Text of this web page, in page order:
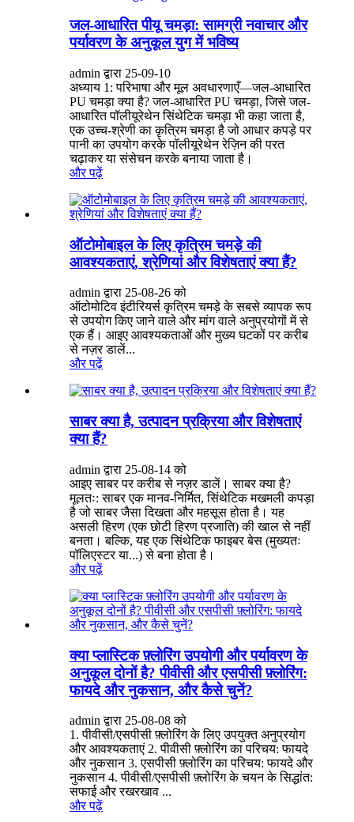
जल-आधारित पीयू चमड़ा: सामग्री नवाचार और
पर्यावरण के अनुकूल युग में भविष्य
admin द्वारा 25-09-10
अध्याय 1: परिभाषा और मूल अवधारणाएँ—जल-आधारित
PU चमड़ा क्या है? जल-आधारित PU चमड़ा, जिसे जल-
आधारित पॉलीयूरेथेन सिंथेटिक चमड़ा भी कहा जाता है,
एक उच्च-श्रेणी का कृत्रिम चमड़ा है जो आधार कपड़े पर
पानी का उपयोग करके पॉलीयूरेथेन रेज़िन की परत
चढ़ाकर या संसेचन करके बनाया जाता है।
और पढ़ें
ऑटोमोबाइल के लिए कृत्रिम चमड़े की
आवश्यकताएं, श्रेणियां और विशेषताएं क्या हैं?
admin द्वारा 25-08-26 को
ऑटोमोटिव इंटीरियर्स कृत्रिम चमड़े के सबसे व्यापक रूप
से उपयोग किए जाने वाले और मांग वाले अनुप्रयोगों में से
एक हैं। आइए आवश्यकताओं और मुख्य घटकों पर करीब
से नज़र डालें...
और पढ़ें
साबर क्या है, उत्पादन प्रक्रिया और विशेषताएं
क्या हैं?
admin द्वारा 25-08-14 को
आइए साबर पर करीब से नज़र डालें। साबर क्या है?
मूलतः: साबर एक मानव-निर्मित, सिंथेटिक मखमली कपड़ा
है जो साबर जैसा दिखता और महसूस होता है। यह
असली हिरण (एक छोटी हिरण प्रजाति) की खाल से नहीं
बनता। बल्कि, यह एक सिंथेटिक फाइबर बेस (मुख्यतः
पॉलिएस्टर या...) से बना होता है।
और पढ़ें
क्या प्लास्टिक फ़्लोरिंग उपयोगी और पर्यावरण के
अनुकूल दोनों है? पीवीसी और एसपीसी फ़्लोरिंग:
फायदे और नुकसान, और कैसे चुनें?
admin द्वारा 25-08-08 को
1. पीवीसी/एसपीसी फ़्लोरिंग के लिए उपयुक्त अनुप्रयोग
और आवश्यकताएं 2. पीवीसी फ़्लोरिंग का परिचय: फायदे
और नुकसान 3. एसपीसी फ़्लोरिंग का परिचय: फायदे और
नुकसान 4. पीवीसी/एसपीसी फ़्लोरिंग के चयन के सिद्धांत:
सफाई और रखरखाव ...
और पढ़ें